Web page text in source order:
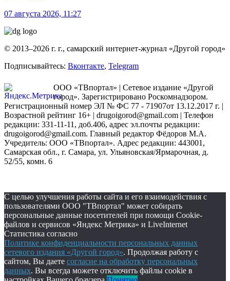
07 августа 2026, 11:27
© 2013–2026 г. г., самарский интернет-журнал «Другой город»
Подписывайтесь: Вконтакте, Telegram
ООО «ТВпортал» | Сетевое издание «Другой
город». Зарегистрировано Роскомнадзором.
Регистрационный номер ЭЛ № ФС 77 - 71907от 13.12.2017 г. |
Возрастной рейтинг 16+ | drugoigorod@gmail.com | Телефон
редакции: 331-11-11, доб.406, адрес эл.почты редакции:
drugoigorod@gmail.com. Главный редактор Фёдоров М.А.
Учредитель: ООО «ТВпортал». Адрес редакции: 443001,
Самарская обл., г. Самара, ул. Ульяновская/Ярмарочная, д.
52/55, комн. 6
С целью улучшения работы сайта и его взаимодействия с
пользователями ООО "ТВпортал" может собирать
персональные данные посетителей при помощи Cookie-
файлов и сервисов «Яндекс Метрика» и LiveInternet
Статистика согласно
Политике конфиденциальности персональных данных
сетевого издания «Другой город». Продолжая работу с
сайтом, Вы даете согласие на обработку персональных
данных. Вы всегда можете отключить файлы cookie в